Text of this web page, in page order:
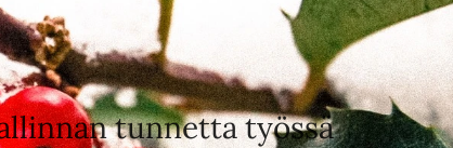
tunnetta työssä